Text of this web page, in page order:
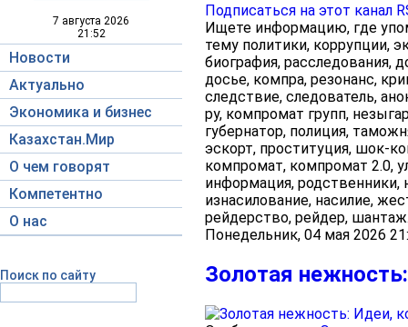
7 августа 2026
21:52
Новости
Актуально
Экономика и бизнес
Казахстан.Мир
О чем говорят
Компетентно
О нас
Поиск по сайту
Подписаться на этот канал
Ищете информацию, где
тему политики, коррупции,
биография, расследования,
досье, компра, резонанс,
следствие, следователь,
ру, компромат групп,
губернатор, полиция,
эскорт, проституция, шок-
компромат, компромат 2.0,
информация, родственники,
изнасилование, насилие,
рейдерство, рейдер,
Понедельник, 04 мая 2026
Золотая